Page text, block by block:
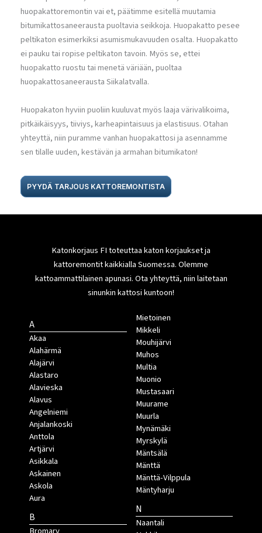
huopakattoremontin vai et, päätimme esitellä muutamia
bitumikattosaneerausta puoltavia seikkoja. Huopakatto pesee
peltikaton esimerkiksi asumismukavuuden osalta. Huopakatto
ei pauku tai ropise peltikaton tavoin. Myös se, ettei
huopakatto ruostu tai menetä väriään, puoltaa
huopakattosaneerausta Siikalatvalla.
Huopakaton hyviin puoliin kuuluvat myös laaja värivalikoima,
pitkäikäisyys, tiiviys, karheapintaisuus ja elastisuus. Otahan
yhteyttä, niin puramme vanhan huopakattosi ja asennamme
sen tilalle uuden, kestävän ja armahan bitumikaton!
PYYDÄ TARJOUS KATTOREMONTISTA
Katonkorjaus FI toteuttaa katon korjaukset ja
kattoremontit kaikkialla Suomessa. Olemme
kattoammattilainen apunasi. Ota yhteyttä, niin laitetaan
sinunkin kattosi kuntoon!
A
Akaa
Alahärmä
Alajärvi
Alastaro
Alavieska
Alavus
Angelniemi
Anjalankoski
Anttola
Artjärvi
Asikkala
Askainen
Askola
Aura
B
Mietoinen
Mikkeli
Mouhijärvi
Muhos
Multia
Muonio
Mustasaari
Muurame
Muurla
Mynämäki
Myrskylä
Mäntsälä
Mänttä
Mänttä-Vilppula
Mäntyharju
N
Naantali